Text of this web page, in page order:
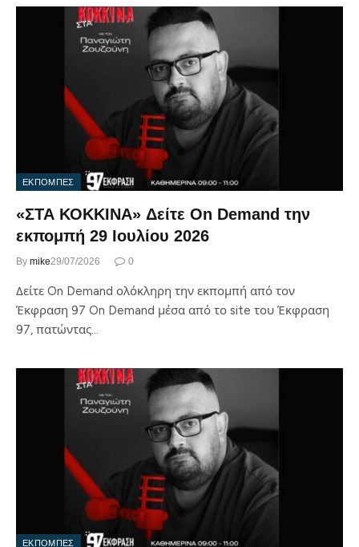
ΕΚΠΟΜΠΕΣ
«ΣΤΑ ΚΟΚΚΙΝΑ» Δείτε On Demand την
εκπομπή 29 Ιουλίου 2026
By mike29/07/2026 0
Δείτε On Demand ολόκληρη την εκπομπή από τον
Έκφραση 97 On Demand μέσα από το site του Έκφραση
97, πατώντας…
ΕΚΠΟΜΠΕΣ